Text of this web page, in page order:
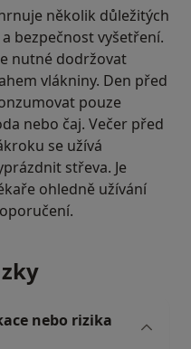
několik důležitých
bezpečnost vyšetření.
nutné dodržovat
vlákniny. Den před
pouze
nebo čaj. Večer před
se užívá
střeva. Je
ohledně užívání
nebo rizika